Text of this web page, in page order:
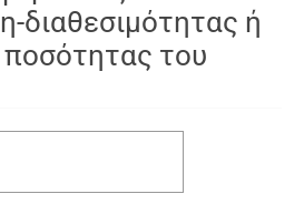
διαθεσιμότητας ή
του